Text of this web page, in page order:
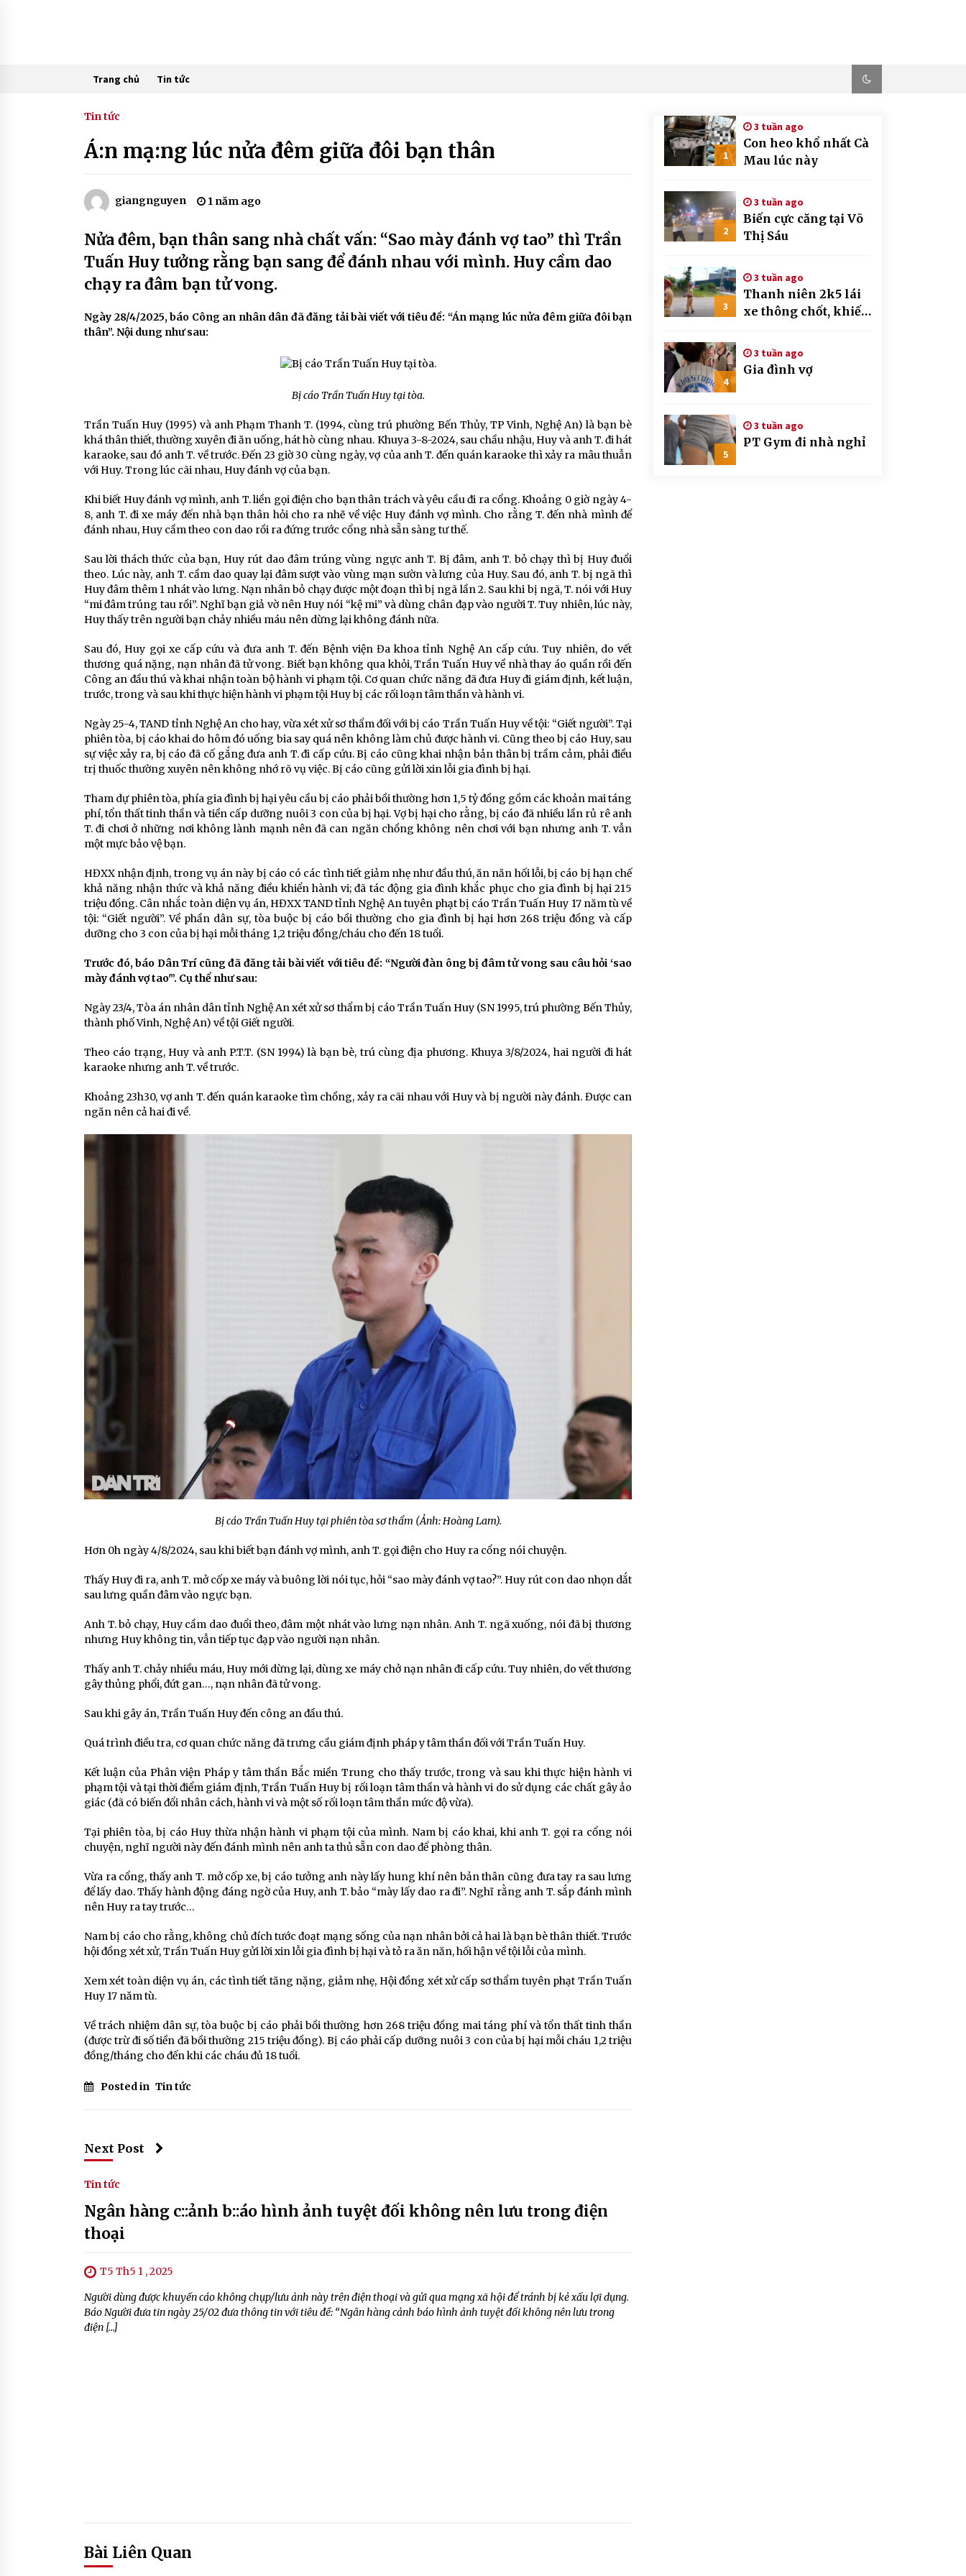
Trang chủ Tin tức
Tin tức
Á:n mạ:ng lúc nửa đêm giữa đôi bạn thân
giangnguyen 1 năm ago
Nửa đêm, bạn thân sang nhà chất vấn: “Sao mày đánh vợ tao” thì Trần
Tuấn Huy tưởng rằng bạn sang để đánh nhau với mình. Huy cầm dao
chạy ra đâm bạn tử vong.
Ngày 28/4/2025, báo Công an nhân dân đã đăng tải bài viết với tiêu đề: “Án mạng lúc nửa đêm giữa đôi bạn
thân”. Nội dung như sau:
Bị cáo Trần Tuấn Huy tại tòa.
Trần Tuấn Huy (1995) và anh Phạm Thanh T. (1994, cùng trú phường Bến Thủy, TP Vinh, Nghệ An) là bạn bè
khá thân thiết, thường xuyên đi ăn uống, hát hò cùng nhau. Khuya 3-8-2024, sau chầu nhậu, Huy và anh T. đi hát
karaoke, sau đó anh T. về trước. Đến 23 giờ 30 cùng ngày, vợ của anh T. đến quán karaoke thì xảy ra mâu thuẫn
với Huy. Trong lúc cãi nhau, Huy đánh vợ của bạn.
Khi biết Huy đánh vợ mình, anh T. liền gọi điện cho bạn thân trách và yêu cầu đi ra cổng. Khoảng 0 giờ ngày 4-
8, anh T. đi xe máy đến nhà bạn thân hỏi cho ra nhẽ về việc Huy đánh vợ mình. Cho rằng T. đến nhà mình để
đánh nhau, Huy cầm theo con dao rồi ra đứng trước cổng nhà sẵn sàng tư thế.
Sau lời thách thức của bạn, Huy rút dao đâm trúng vùng ngực anh T. Bị đâm, anh T. bỏ chạy thì bị Huy đuổi
theo. Lúc này, anh T. cầm dao quay lại đâm sượt vào vùng mạn sườn và lưng của Huy. Sau đó, anh T. bị ngã thì
Huy đâm thêm 1 nhát vào lưng. Nạn nhân bỏ chạy được một đoạn thì bị ngã lần 2. Sau khi bị ngã, T. nói với Huy
“mi đâm trúng tau rồi”. Nghĩ bạn giả vờ nên Huy nói “kệ mi” và dùng chân đạp vào người T. Tuy nhiên, lúc này,
Huy thấy trên người bạn chảy nhiều máu nên dừng lại không đánh nữa.
Sau đó, Huy gọi xe cấp cứu và đưa anh T. đến Bệnh viện Đa khoa tỉnh Nghệ An cấp cứu. Tuy nhiên, do vết
thương quá nặng, nạn nhân đã tử vong. Biết bạn không qua khỏi, Trần Tuấn Huy về nhà thay áo quần rồi đến
Công an đầu thú và khai nhận toàn bộ hành vi phạm tội. Cơ quan chức năng đã đưa Huy đi giám định, kết luận,
trước, trong và sau khi thực hiện hành vi phạm tội Huy bị các rối loạn tâm thần và hành vi.
Ngày 25-4, TAND tỉnh Nghệ An cho hay, vừa xét xử sơ thẩm đối với bị cáo Trần Tuấn Huy về tội: “Giết người”. Tại
phiên tòa, bị cáo khai do hôm đó uống bia say quá nên không làm chủ được hành vi. Cũng theo bị cáo Huy, sau
sự việc xảy ra, bị cáo đã cố gắng đưa anh T. đi cấp cứu. Bị cáo cũng khai nhận bản thân bị trầm cảm, phải điều
trị thuốc thường xuyên nên không nhớ rõ vụ việc. Bị cáo cũng gửi lời xin lỗi gia đình bị hại.
Tham dự phiên tòa, phía gia đình bị hại yêu cầu bị cáo phải bồi thường hơn 1,5 tỷ đồng gồm các khoản mai táng
phí, tổn thất tinh thần và tiền cấp dưỡng nuôi 3 con của bị hại. Vợ bị hại cho rằng, bị cáo đã nhiều lần rủ rê anh
T. đi chơi ở những nơi không lành mạnh nên đã can ngăn chồng không nên chơi với bạn nhưng anh T. vẫn
một mực bảo vệ bạn.
HĐXX nhận định, trong vụ án này bị cáo có các tình tiết giảm nhẹ như đầu thú, ăn năn hối lỗi, bị cáo bị hạn chế
khả năng nhận thức và khả năng điều khiển hành vi; đã tác động gia đình khắc phục cho gia đình bị hại 215
triệu đồng. Cân nhắc toàn diện vụ án, HĐXX TAND tỉnh Nghệ An tuyên phạt bị cáo Trần Tuấn Huy 17 năm tù về
tội: “Giết người”. Về phần dân sự, tòa buộc bị cáo bồi thường cho gia đình bị hại hơn 268 triệu đồng và cấp
dưỡng cho 3 con của bị hại mỗi tháng 1,2 triệu đồng/cháu cho đến 18 tuổi.
Trước đó, báo Dân Trí cũng đã đăng tải bài viết với tiêu đề: “Người đàn ông bị đâm tử vong sau câu hỏi ‘sao
mày đánh vợ tao'”. Cụ thể như sau:
Ngày 23/4, Tòa án nhân dân tỉnh Nghệ An xét xử sơ thẩm bị cáo Trần Tuấn Huy (SN 1995, trú phường Bến Thủy,
thành phố Vinh, Nghệ An) về tội Giết người.
Theo cáo trạng, Huy và anh P.T.T. (SN 1994) là bạn bè, trú cùng địa phương. Khuya 3/8/2024, hai người đi hát
karaoke nhưng anh T. về trước.
Khoảng 23h30, vợ anh T. đến quán karaoke tìm chồng, xảy ra cãi nhau với Huy và bị người này đánh. Được can
ngăn nên cả hai đi về.
Bị cáo Trần Tuấn Huy tại phiên tòa sơ thẩm (Ảnh: Hoàng Lam).
Hơn 0h ngày 4/8/2024, sau khi biết bạn đánh vợ mình, anh T. gọi điện cho Huy ra cổng nói chuyện.
Thấy Huy đi ra, anh T. mở cốp xe máy và buông lời nói tục, hỏi “sao mày đánh vợ tao?”. Huy rút con dao nhọn dắt
sau lưng quần đâm vào ngực bạn.
Anh T. bỏ chạy, Huy cầm dao đuổi theo, đâm một nhát vào lưng nạn nhân. Anh T. ngã xuống, nói đã bị thương
nhưng Huy không tin, vẫn tiếp tục đạp vào người nạn nhân.
Thấy anh T. chảy nhiều máu, Huy mới dừng lại, dùng xe máy chở nạn nhân đi cấp cứu. Tuy nhiên, do vết thương
gây thủng phổi, đứt gan…, nạn nhân đã tử vong.
Sau khi gây án, Trần Tuấn Huy đến công an đầu thú.
Quá trình điều tra, cơ quan chức năng đã trưng cầu giám định pháp y tâm thần đối với Trần Tuấn Huy.
Kết luận của Phân viện Pháp y tâm thần Bắc miền Trung cho thấy trước, trong và sau khi thực hiện hành vi
phạm tội và tại thời điểm giám định, Trần Tuấn Huy bị rối loạn tâm thần và hành vi do sử dụng các chất gây ảo
giác (đã có biến đổi nhân cách, hành vi và một số rối loạn tâm thần mức độ vừa).
Tại phiên tòa, bị cáo Huy thừa nhận hành vi phạm tội của mình. Nam bị cáo khai, khi anh T. gọi ra cổng nói
chuyện, nghĩ người này đến đánh mình nên anh ta thủ sẵn con dao để phòng thân.
Vừa ra cổng, thấy anh T. mở cốp xe, bị cáo tưởng anh này lấy hung khí nên bản thân cũng đưa tay ra sau lưng
để lấy dao. Thấy hành động đáng ngờ của Huy, anh T. bảo “mày lấy dao ra đi”. Nghĩ rằng anh T. sắp đánh mình
nên Huy ra tay trước…
Nam bị cáo cho rằng, không chủ đích tước đoạt mạng sống của nạn nhân bởi cả hai là bạn bè thân thiết. Trước
hội đồng xét xử, Trần Tuấn Huy gửi lời xin lỗi gia đình bị hại và tỏ ra ăn năn, hối hận về tội lỗi của mình.
Xem xét toàn diện vụ án, các tình tiết tăng nặng, giảm nhẹ, Hội đồng xét xử cấp sơ thẩm tuyên phạt Trần Tuấn
Huy 17 năm tù.
Về trách nhiệm dân sự, tòa buộc bị cáo phải bồi thường hơn 268 triệu đồng mai táng phí và tổn thất tinh thần
(được trừ đi số tiền đã bồi thường 215 triệu đồng). Bị cáo phải cấp dưỡng nuôi 3 con của bị hại mỗi cháu 1,2 triệu
đồng/tháng cho đến khi các cháu đủ 18 tuổi.
Posted in Tin tức
Next Post
Tin tức
Ngân hàng c::ảnh b::áo hình ảnh tuyệt đối không nên lưu trong điện
thoại
T5 Th5 1 , 2025
Người dùng được khuyến cáo không chụp/lưu ảnh này trên điện thoại và gửi qua mạng xã hội để tránh bị kẻ xấu lợi dụng.
Báo Người đưa tin ngày 25/02 đưa thông tin với tiêu đề: “Ngân hàng cảnh báo hình ảnh tuyệt đối không nên lưu trong
điện […]
Bài Liên Quan
1
3 tuần ago
Con heo khổ nhất Cà
Mau lúc này
2
3 tuần ago
Biến cực căng tại Võ
Thị Sáu
3
3 tuần ago
Thanh niên 2k5 lái
xe thông chốt, khiến
mấy giây
4
3 tuần ago
Gia đình vợ
5
3 tuần ago
PT Gym đi nhà nghỉ